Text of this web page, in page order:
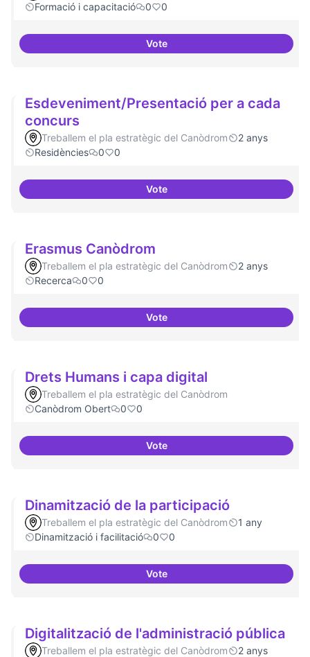
Formació i capacitació
0 0
VoteEspai acompanyament periòdic
Esdeveniment/Presentació per a cada
concurs
Treballem el pla estratègic del Canòdrom
2 anys
Residències
0 0
VoteEsdeveniment/Presentació per
Erasmus Canòdrom
Treballem el pla estratègic del Canòdrom
2 anys
Recerca
0 0
VoteErasmus Canòdrom
Drets Humans i capa digital
Treballem el pla estratègic del Canòdrom
Canòdrom Obert
0 0
VoteDrets Humans i capa digital
Dinamització de la participació
Treballem el pla estratègic del Canòdrom
1 any
Dinamització i facilitació
0 0
VoteDinamització de la participació
Digitalització de l'administració pública
Treballem el pla estratègic del Canòdrom
2 anys